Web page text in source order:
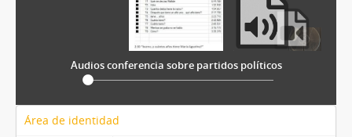
Audios conferencia sobre partidos políticos
Área de identidad